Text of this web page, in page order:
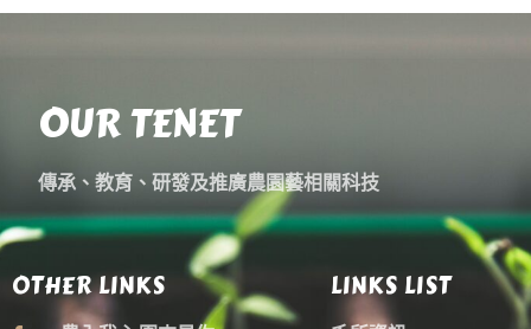
LINKS LIST
OTHER LINKS
OUR TENET
傳承、教育、研發及推廣農園藝相關科技